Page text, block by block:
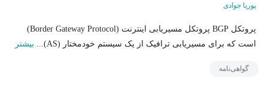
پوریا جوادی
پروتکل BGP پروتکل مسیریابی اینترنت (Border Gateway Protocol)
است که برای مسیریابی ترافیک از یک سیستم خودمختار (AS)...
بیشتر
گواهی‌نامه